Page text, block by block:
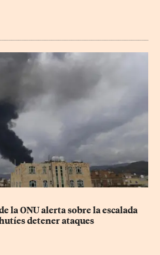
la ONU alerta sobre la escalada
detener ataques